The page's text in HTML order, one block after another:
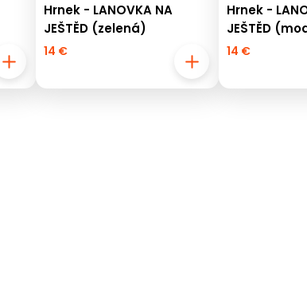
Hrnek - LANOVKA NA
JEŠTĚD (zelená)
14 €
Hrnek -
JEŠTĚD
14 €